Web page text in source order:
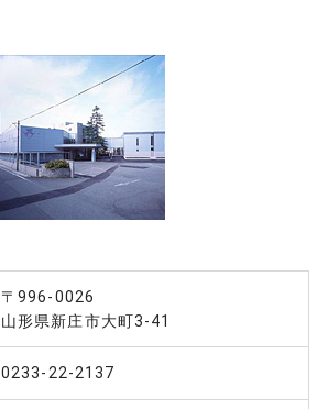
〒996-0026
山形県新庄市大町3-41
0233-22-2137